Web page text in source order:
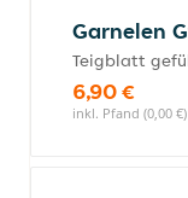
Garnelen
Teigblatt
6,90 €
inkl. Pfand (0,00 €)